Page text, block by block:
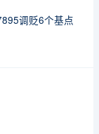
调贬6个基点